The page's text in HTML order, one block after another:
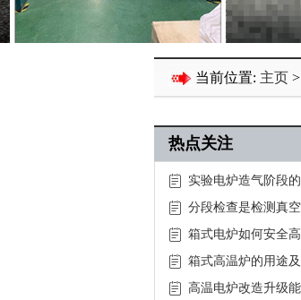
当前位置: 主页 >
热点关注
实验电炉造气阶段
分段检查是检测真
箱式电炉如何安全
箱式高温炉的用途
高温电炉改造升级